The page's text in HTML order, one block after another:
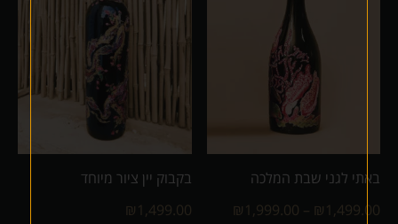
באתי לגני שבת המלכה
₪1,499.00
–
₪1,999.00
בקבוק יין ציור מיוחד
₪1,499.00